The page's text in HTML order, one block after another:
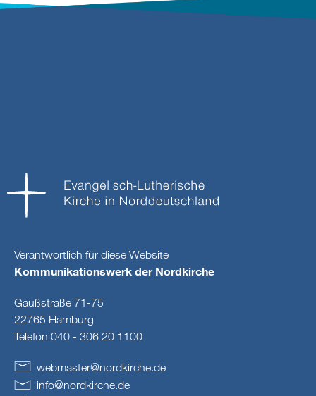
Verantwortlich für diese Website
Kommunikationswerk der Nordkirche
Gaußstraße 71-75
22765 Hamburg
Telefon 040 - 306 20 1100
webmaster@nordkirche de
info@nordkirche.de